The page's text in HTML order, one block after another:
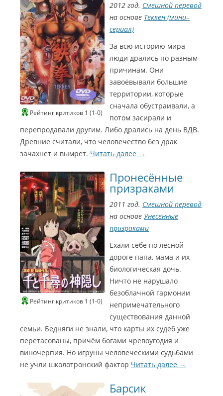
Рейтинг критиков 1 (1-0)
2012 год. Смешной перевод
на основе Теккен (мини–
сериал)
За всю историю мира
люди дрались по разным
причинам. Они
завоёвывали большие
территории, которые
сначала обустраивали, а
потом засирали и
перепродавали другим. Либо дрались на день ВДВ.
Древние считали, что человечество без драк
зачахнет и вымрет. Читать далее →
Рейтинг критиков 1 (1-0)
Пронесённые
призраками
2011 год. Смешной перевод
на основе Унесённые
призраками
Ехали себе по лесной
дороге папа, мама и их
биологическая дочь.
Ничто не нарушало
безоблачной гармонии
непримечательного
существования данной
семьи. Бедняги не знали, что карты их судеб уже
перетасованы, причём богами чревоугодия и
виночерпия. Но игруны человеческими судьбами
не учли школотронский фактор Читать далее →
Барсик